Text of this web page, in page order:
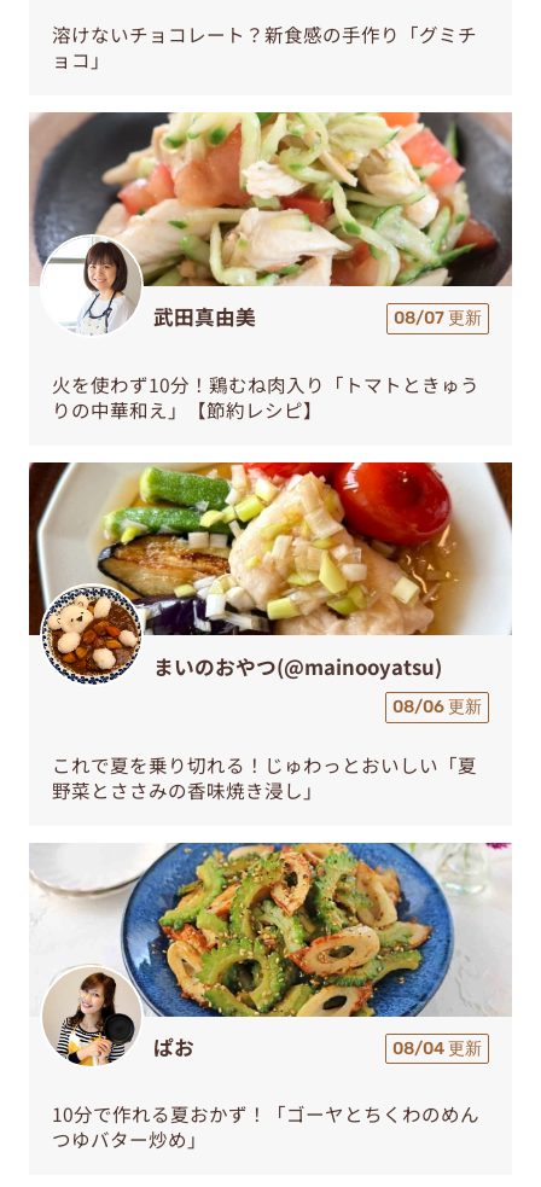
溶けないチョコレート？新食感の手作り「グミチ
ョコ」
武田真由美 08/07 更新
火を使わず10分！鶏むね肉入り「トマトときゅう
りの中華和え」【節約レシピ】
まいのおやつ(@mainooyatsu)
08/06 更新
これで夏を乗り切れる！じゅわっとおいしい「夏
野菜とささみの香味焼き浸し」
ぱお 08/04 更新
10分で作れる夏おかず！「ゴーヤとちくわのめん
つゆバター炒め」